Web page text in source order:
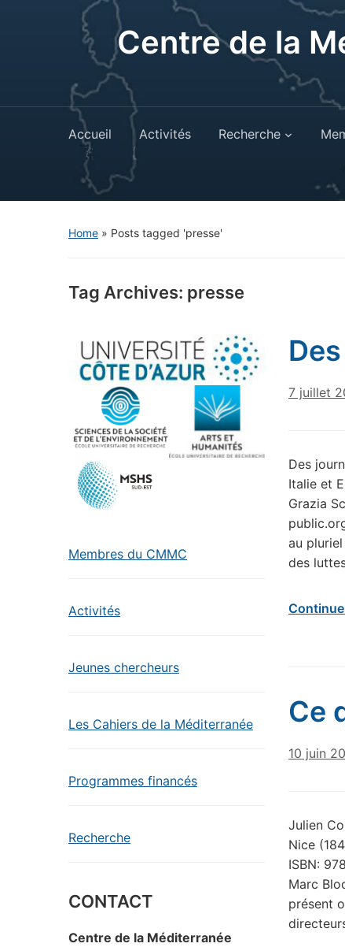
Centre de la
Accueil Activités Recherche
Home » Posts tagged 'presse'
Tag Archives: presse
Membres du CMMC
Activités
Jeunes chercheurs
Les Cahiers de la Méditerranée
Programmes financés
Recherche
CONTACT
Centre de la Méditerranée
7 juillet
Des
Italie et
Grazia
au
des
Ce
10 juin
Julien
Nice
ISBN:
Marc
présent